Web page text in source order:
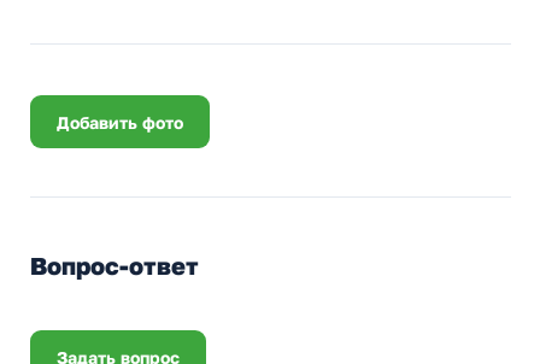
Добавить фото
Вопрос-ответ
Задать вопрос